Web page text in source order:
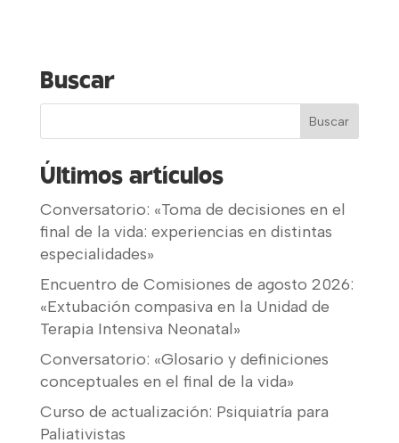
Buscar
Últimos artículos
Conversatorio: «Toma de decisiones en el
final de la vida: experiencias en distintas
especialidades»
Encuentro de Comisiones de agosto 2026:
«Extubación compasiva en la Unidad de
Terapia Intensiva Neonatal»
Conversatorio: «Glosario y definiciones
conceptuales en el final de la vida»
Curso de actualización: Psiquiatría para
Paliativistas